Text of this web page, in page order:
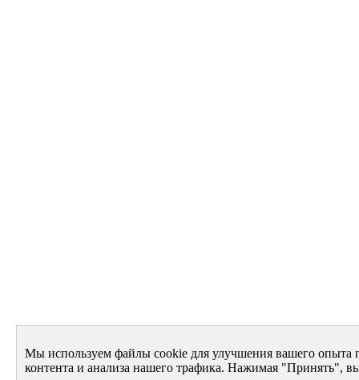
Мы используем файлы cookie для улучшения вашего опыта
контента и анализа нашего трафика. Нажимая "Принять",